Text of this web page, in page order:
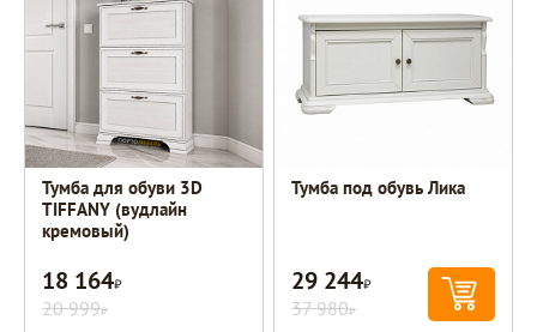
Тумба для обуви 3D
TIFFANY (вудлайн
кремовый)
18 164Р
20 999Р
Тумба под обувь Лика
29 244Р
37 980Р